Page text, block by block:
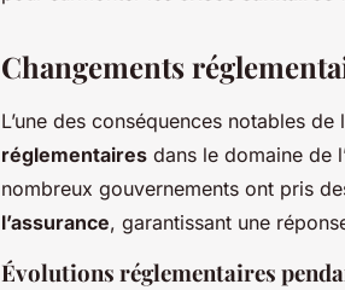
Changements
L’une des conséquences notables
réglementaires dans le domaine de
nombreux gouvernements ont pris
l’assurance, garantissant une
Évolutions réglementaires